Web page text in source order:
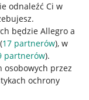
odnaleźć Ci w
będzie Allegro a
17 partnerów), w
partnerów).
osobowych przez
ochrony